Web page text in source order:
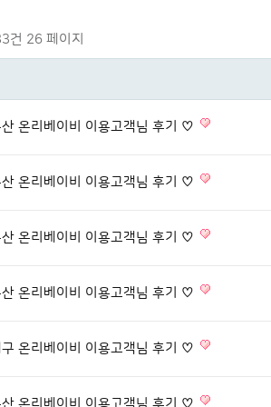
건 26 페이지
온리베이비 이용고객님 후기 ♡
온리베이비 이용고객님 후기 ♡
온리베이비 이용고객님 후기 ♡
온리베이비 이용고객님 후기 ♡
구 온리베이비 이용고객님 후기 ♡
온리베이비 이용고객님 후기 ♡